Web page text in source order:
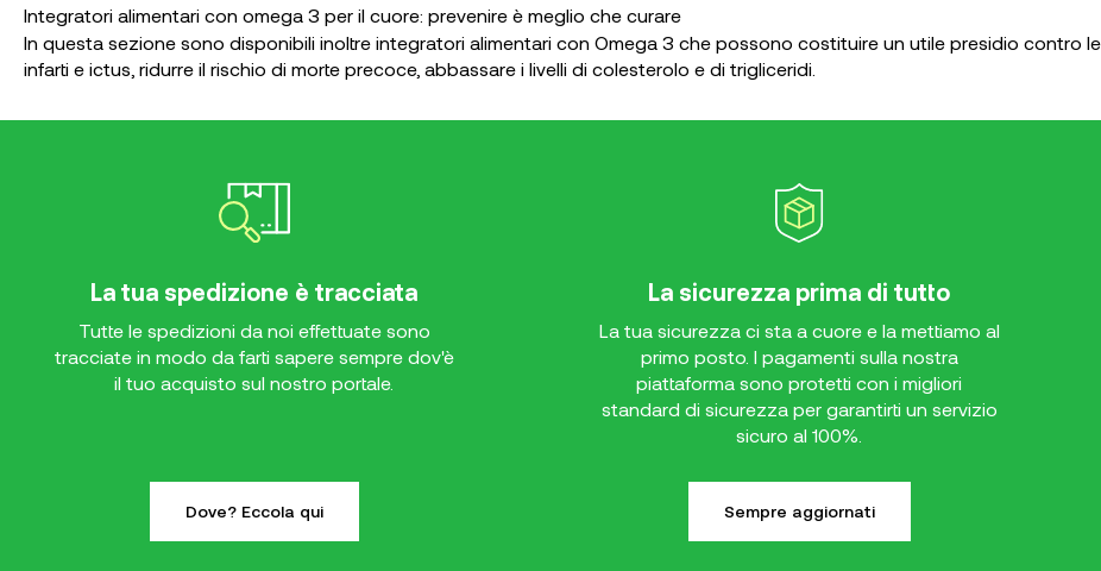
Integratori alimentari con omega 3 per il cuore: prevenire è meglio che curare
In questa sezione sono disponibili inoltre integratori alimentari con Omega 3 che possono costituire un utile presidio contro
infarti e ictus, ridurre il rischio di morte precoce, abbassare i livelli di colesterolo e di trigliceridi.
La tua spedizione è tracciata
Tutte le spedizioni da noi effettuate sono
tracciate in modo da farti sapere sempre dov'è
il tuo acquisto sul nostro portale.
Dove? Eccola qui
La sicurezza prima di tutto
La tua sicurezza ci sta a cuore e la mettiamo al
primo posto. I pagamenti sulla nostra
piattaforma sono protetti con i migliori
standard di sicurezza per garantirti un servizio
sicuro al 100%.
Sempre aggiornati